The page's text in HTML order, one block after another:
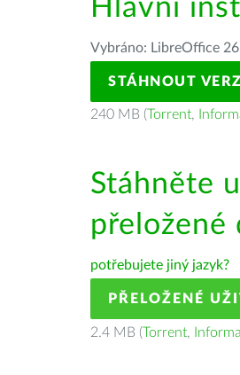
Hlavní
Vybráno: LibreOffice
STÁHNOUT
240 MB (Torrent,
Stáhněte
přeložené
potřebujete jiný jazyk?
PŘELOŽENÉ
2.4 MB (Torrent,